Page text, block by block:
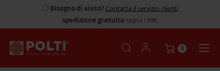
Bisogno di aiuto? Contatta il servizio clienti
spedizione gratuita sopra i 99€
0